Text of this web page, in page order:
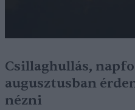
Csillaghullás,
augusztusban
nézni